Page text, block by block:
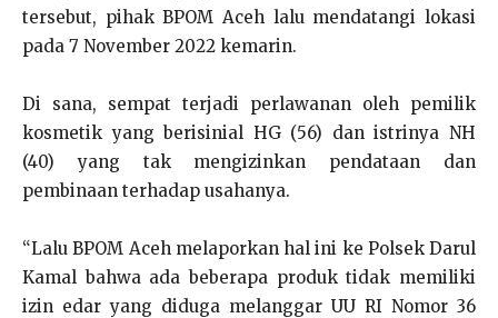
tersebut, pihak BPOM Aceh lalu mendatangi lokasi
pada 7 November 2022 kemarin.
Di sana, sempat terjadi perlawanan oleh pemilik
kosmetik yang berisinial HG (56) dan istrinya NH
(40) yang tak mengizinkan pendataan dan
pembinaan terhadap usahanya.
“Lalu BPOM Aceh melaporkan hal ini ke Polsek Darul
Kamal bahwa ada beberapa produk tidak memiliki
izin edar yang diduga melanggar UU RI Nomor 36